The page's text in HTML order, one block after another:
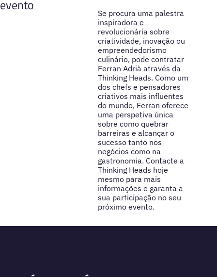
evento
Se procura uma palestra
inspiradora e
revolucionária sobre
criatividade, inovação ou
empreendedorismo
culinário, pode contratar
Ferran Adrià através da
Thinking Heads. Como um
dos chefs e pensadores
criativos mais influentes
do mundo, Ferran oferece
uma perspetiva única
sobre como quebrar
barreiras e alcançar o
sucesso tanto nos
negócios como na
gastronomia. Contacte a
Thinking Heads hoje
mesmo para mais
informações e garanta a
sua participação no seu
próximo evento.